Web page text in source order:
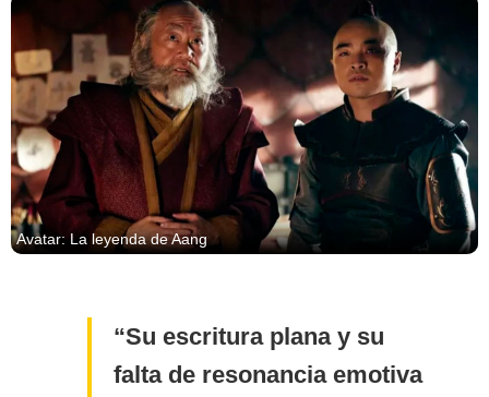
Avatar: La leyenda de Aang
Su escritura plana y su
falta de resonancia emotiva